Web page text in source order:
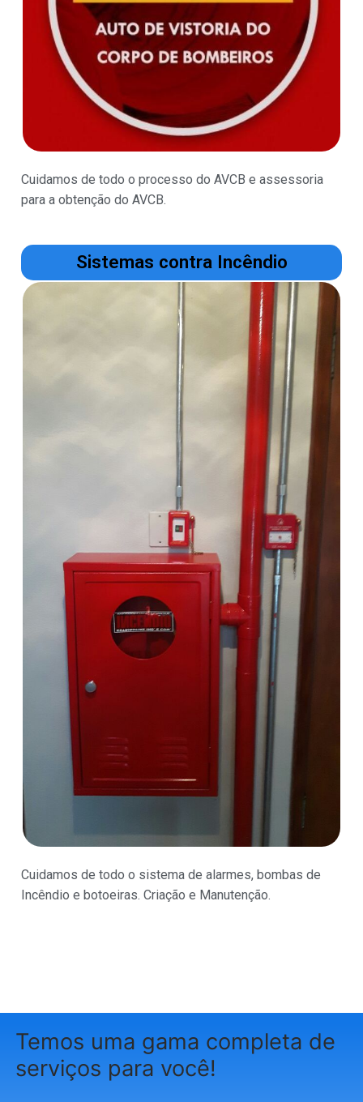
Cuidamos de todo o processo do AVCB e assessoria
para a obtenção do AVCB.
Sistemas contra Incêndio
Cuidamos de todo o sistema de alarmes, bombas de
Incêndio e botoeiras. Criação e Manutenção.
Temos uma gama completa de
serviços para você!